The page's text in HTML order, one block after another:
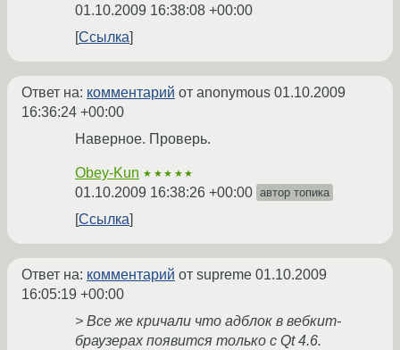
01.10.2009 16:38:08 +00:00
Ссылка
Ответ на: комментарий от anonymous 01.10.2009
16:36:24 +00:00
Наверное. Проверь.
Obey-Kun ★★★★★
01.10.2009 16:38:26 +00:00 автор топика
Ссылка
Ответ на: комментарий от supreme 01.10.2009
16:05:19 +00:00
> Все же кричали что адблок в вебкит-
браузерах появится только с Qt 4.6.